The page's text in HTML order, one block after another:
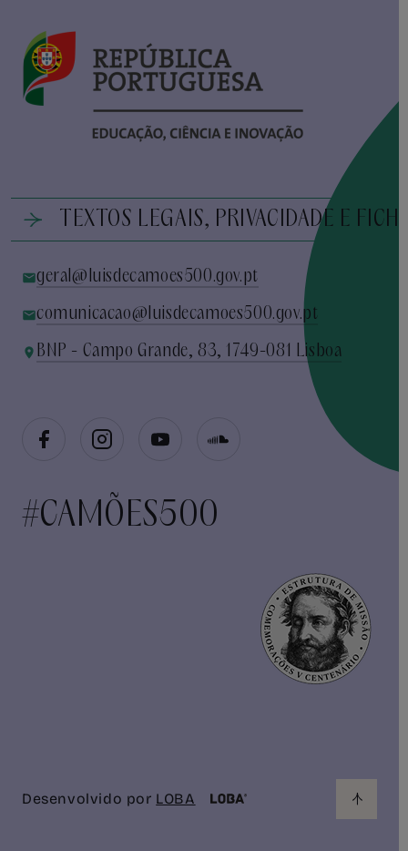
TEXTOS LEGAIS, PRIVACIDADE E
geral@luisdecamoes500.gov.pt
comunicacao@luisdecamoes500.gov.pt
BNP - Campo Grande, 83, 1749-081 Lisboa
#CAMÕES500
Desenvolvido por LOBA